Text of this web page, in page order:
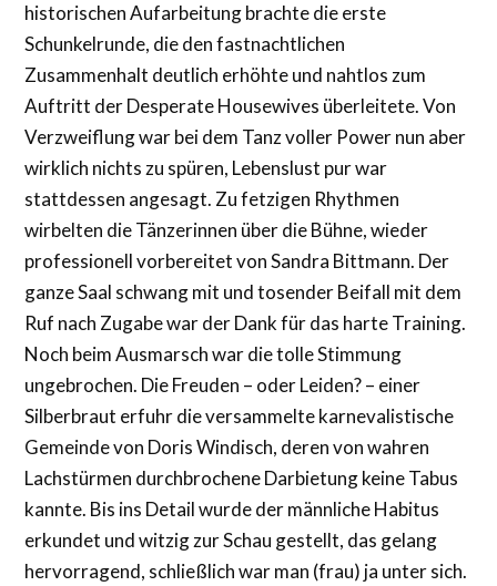
historischen Aufarbeitung brachte die erste
Schunkelrunde, die den fastnachtlichen
Zusammenhalt deutlich erhöhte und nahtlos zum
Auftritt der Desperate Housewives überleitete. Von
Verzweiflung war bei dem Tanz voller Power nun aber
wirklich nichts zu spüren, Lebenslust pur war
stattdessen angesagt. Zu fetzigen Rhythmen
wirbelten die Tänzerinnen über die Bühne, wieder
professionell vorbereitet von Sandra Bittmann. Der
ganze Saal schwang mit und tosender Beifall mit dem
Ruf nach Zugabe war der Dank für das harte Training.
Noch beim Ausmarsch war die tolle Stimmung
ungebrochen. Die Freuden – oder Leiden? – einer
Silberbraut erfuhr die versammelte karnevalistische
Gemeinde von Doris Windisch, deren von wahren
Lachstürmen durchbrochene Darbietung keine Tabus
kannte. Bis ins Detail wurde der männliche Habitus
erkundet und witzig zur Schau gestellt, das gelang
hervorragend, schließlich war man (frau) ja unter sich.